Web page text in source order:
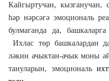
Кайгыртучан, кызганучан,
һәр нәрсәгә эмоциональ
булмаганда да,
Ихлас төр башкалардан
ләкин ачыктан-ачык моны
тануларын, эмоциональ